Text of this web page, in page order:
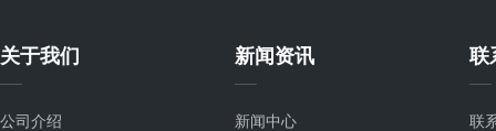
关于我们
公司介绍
新闻资讯
新闻中心
联
联